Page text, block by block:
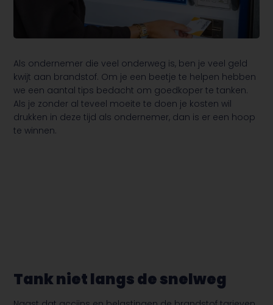
Als ondernemer die veel onderweg is, ben je veel geld
kwijt aan brandstof. Om je een beetje te helpen hebben
we een aantal tips bedacht om goedkoper te tanken.
Als je zonder al teveel moeite te doen je kosten wil
drukken in deze tijd als ondernemer, dan is er een hoop
te winnen.
Tank niet langs de snelweg